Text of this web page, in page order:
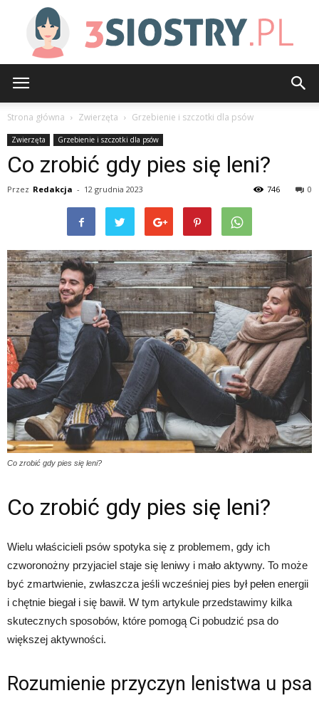
Strona główna Zwierzęta Grzebienie i szczotki dla psów
Zwierzęta Grzebienie i szczotki dla psów
Co zrobić gdy pies się leni?
Przez Redakcja - 12 grudnia 2023 0
746
Co zrobić gdy pies się leni?
Co zrobić gdy pies się leni?
Wielu właścicieli psów spotyka się z problemem, gdy ich
czworonożny przyjaciel staje się leniwy i mało aktywny. To może
być zmartwienie, zwłaszcza jeśli wcześniej pies był pełen energii
i chętnie biegał i się bawił. W tym artykule przedstawimy kilka
skutecznych sposobów, które pomogą Ci pobudzić psa do
większej aktywności.
Rozumienie przyczyn lenistwa u psa